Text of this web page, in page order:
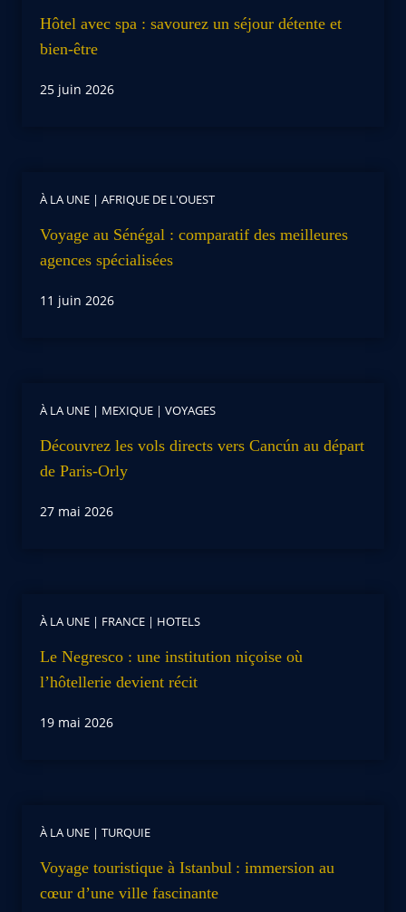
Hôtel avec spa : savourez un séjour détente et
bien-être
25 juin 2026
À LA UNE | AFRIQUE DE L'OUEST
Voyage au Sénégal : comparatif des meilleures
agences spécialisées
11 juin 2026
À LA UNE | MEXIQUE | VOYAGES
Découvrez les vols directs vers Cancún au départ
de Paris-Orly
27 mai 2026
À LA UNE | FRANCE | HOTELS
Le Negresco : une institution niçoise où
l’hôtellerie devient récit
19 mai 2026
À LA UNE | TURQUIE
Voyage touristique à Istanbul : immersion au
cœur d’une ville fascinante